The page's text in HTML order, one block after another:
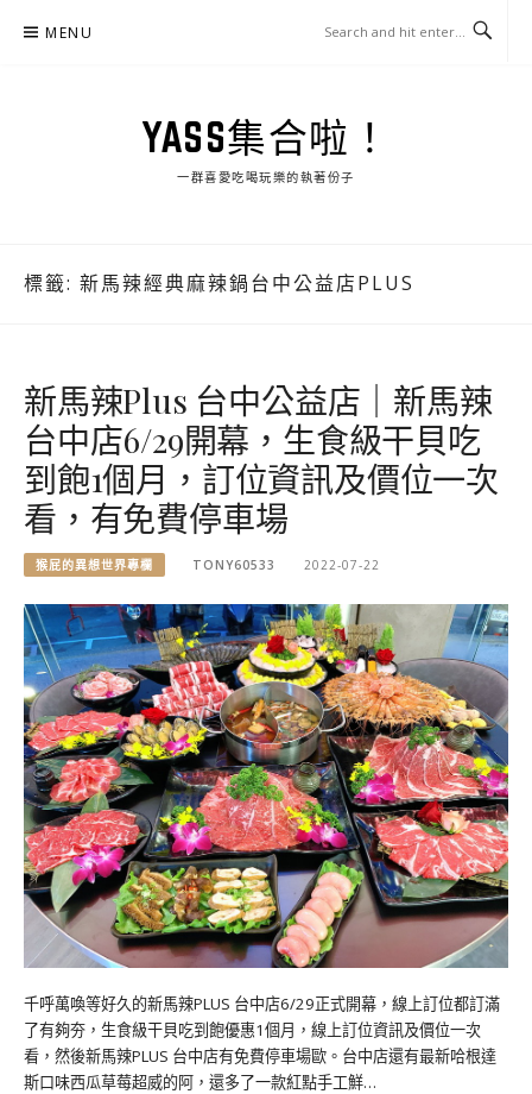
MENU
YASS集合啦！
一群喜愛吃喝玩樂的執著份子
標籤: 新馬辣經典麻辣鍋台中公益店PLUS
新馬辣Plus 台中公益店｜新馬辣
台中店6/29開幕，生食級干貝吃
到飽1個月，訂位資訊及價位一次
看，有免費停車場
猴屁的異想世界專欄 TONY60533 2022-07-22
千呼萬喚等好久的新馬辣PLUS 台中店6/29正式開幕，線上訂位都訂滿
了有夠夯，生食級干貝吃到飽優惠1個月，線上訂位資訊及價位一次
看，然後新馬辣PLUS 台中店有免費停車場歐。台中店還有最新哈根達
斯口味西瓜草莓超威的阿，還多了一款紅點手工鮮…